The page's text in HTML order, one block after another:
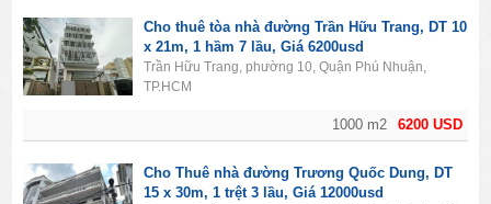
6200 USD
1000 m2
Cho thuê tòa nhà đường Trần Hữu Trang, DT 10
x 21m, 1 hầm 7 lầu, Giá 6200usd
Trần Hữu Trang, phường 10, Quận Phú Nhuận,
TP.HCM
Cho Thuê nhà đường Trương Quốc Dung, DT
15 x 30m, 1 trệt 3 lầu, Giá 12000usd